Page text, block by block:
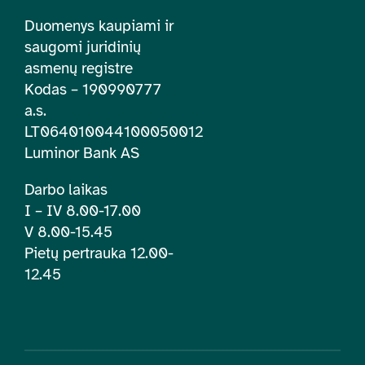
Duomenys kaupiami ir
saugomi juridinių
asmenų registre
Kodas – 190990777
a.s.
LT064010044100050012
Luminor Bank AS
Darbo laikas
I – IV 8.00-17.00
V 8.00-15.45
Pietų pertrauka 12.00-
12.45